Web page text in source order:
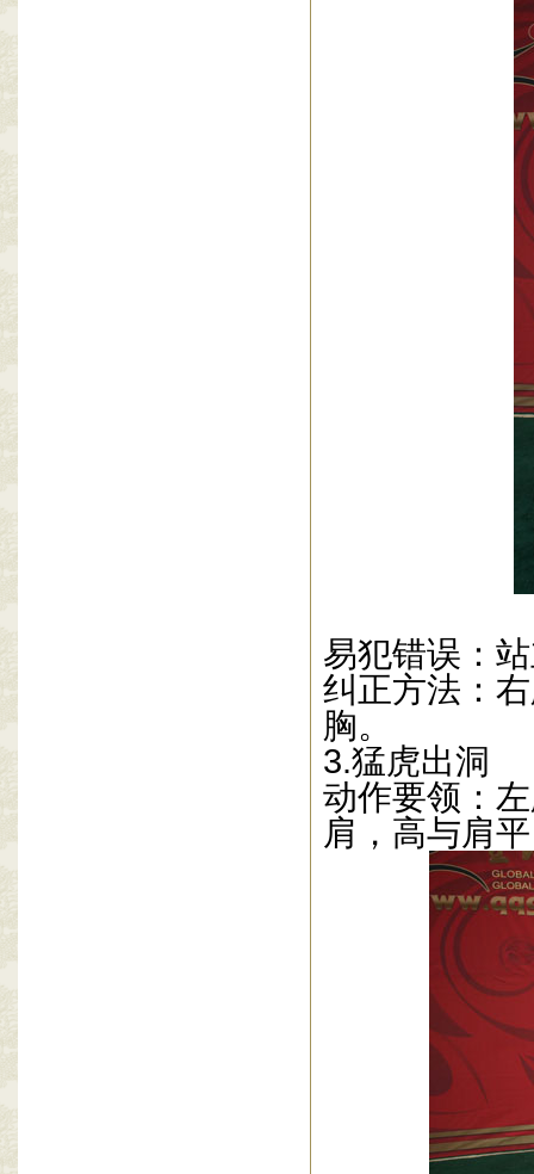
易犯错误：
纠正方法：
胸。
3.猛虎出洞
动作要领：
肩，高与肩